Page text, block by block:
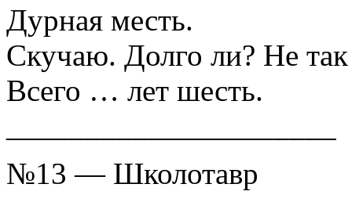
Дурная месть.
Скучаю. Долго ли? Не
Всего … лет шесть.
№13 — Школотавр